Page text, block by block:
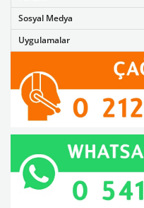
Sosyal Medya
Uygulamalar